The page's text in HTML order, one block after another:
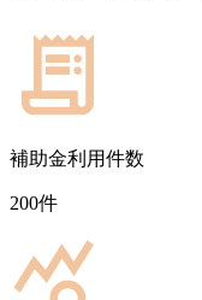
補助金利用件数
200件